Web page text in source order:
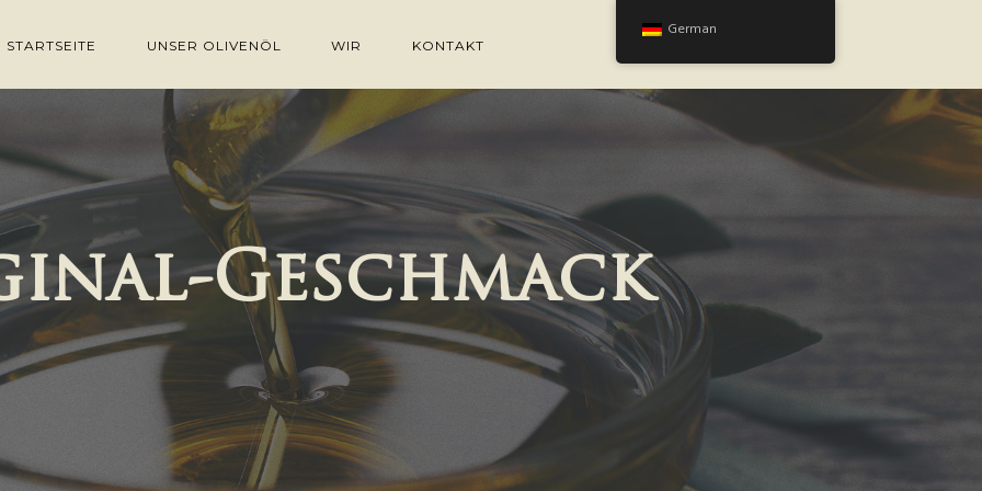
STARTSEITE UNSER OLIVENÖL WIR KONTAKT
Geschmack
German